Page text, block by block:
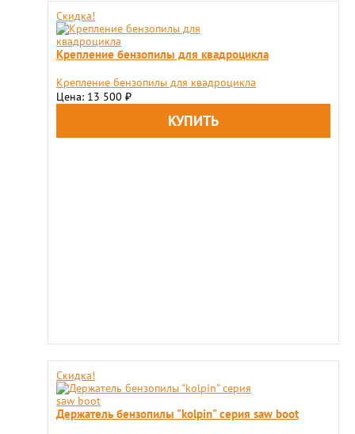
Скидка!
Крепление бензопилы для квадроцикла
Крепление бензопилы для квадроцикла
Цена: 13 500 ₽
Скидка!
Держатель бензопилы "kolpin" серия saw boot